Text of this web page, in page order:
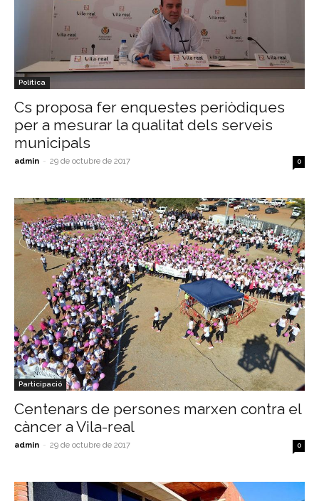
Política
Cs proposa fer enquestes periòdiques
per a mesurar la qualitat dels serveis
municipals
admin - 29 de octubre de 2017 0
Participació
Centenars de persones marxen contra el
càncer a Vila-real
admin - 29 de octubre de 2017 0